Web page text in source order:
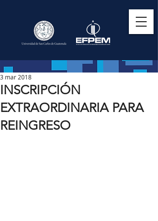
INSCRIPCIÓN
EXTRAORDINARIA PARA
REINGRESO
3 mar 2018